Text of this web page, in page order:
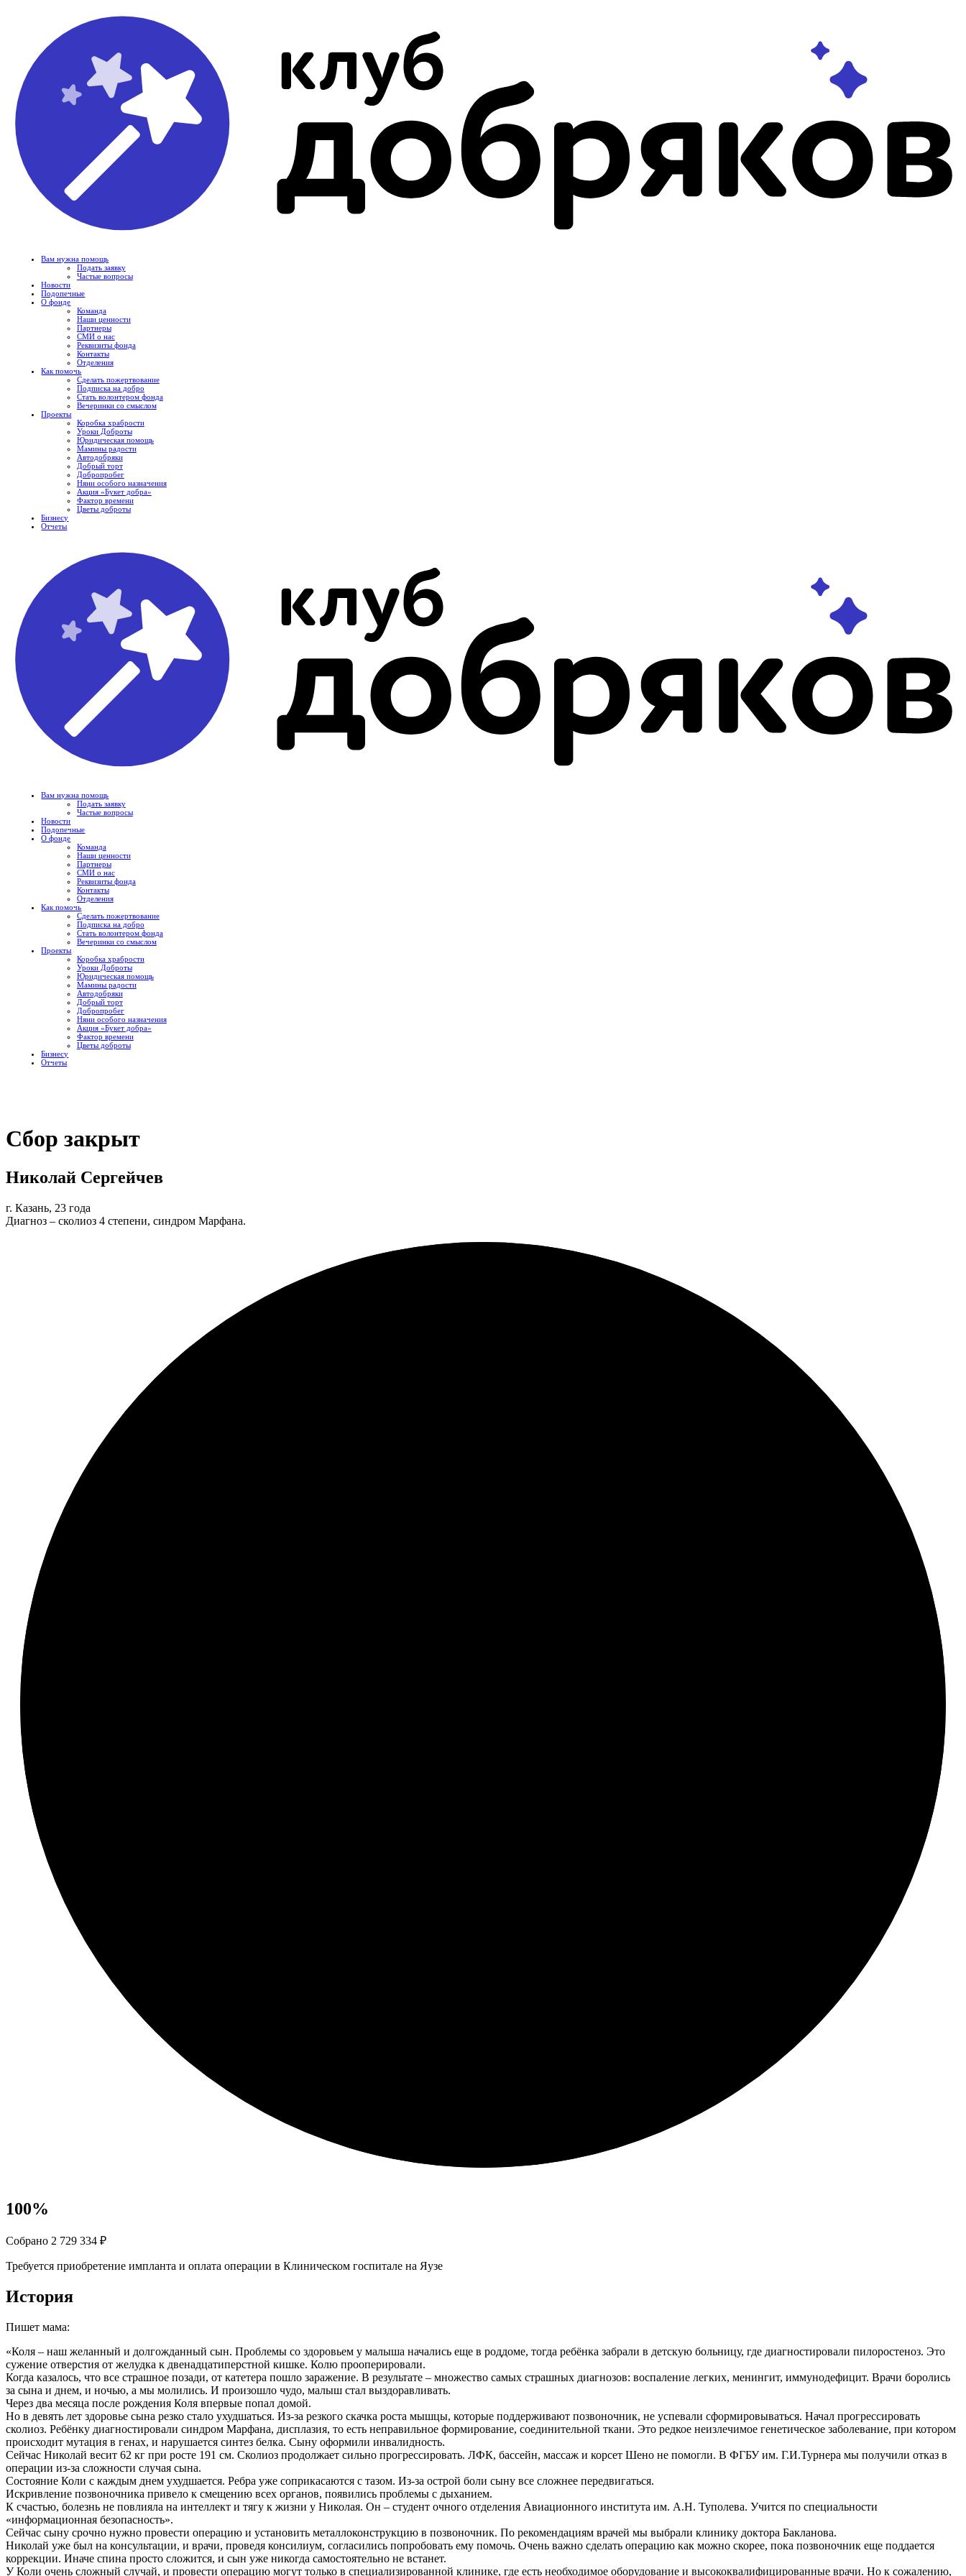
Вам нужна помощь
Подать заявку
Частые вопросы
Новости
Подопечные
О фонде
Команда
Наши ценности
Партнеры
СМИ о нас
Реквизиты фонда
Контакты
Отделения
Как помочь
Сделать пожертвование
Подписка на добро
Стать волонтером фонда
Вечеринки со смыслом
Проекты
Коробка храбрости
Уроки Доброты
Юридическая помощь
Мамины радости
Автодобряки
Добрый торт
Добропробег
Няни особого назначения
Акция «Букет добра»
Фактор времени
Цветы доброты
Бизнесу
Отчеты
Вам нужна помощь
Подать заявку
Частые вопросы
Новости
Подопечные
О фонде
Команда
Наши ценности
Партнеры
СМИ о нас
Реквизиты фонда
Контакты
Отделения
Как помочь
Сделать пожертвование
Подписка на добро
Стать волонтером фонда
Вечеринки со смыслом
Проекты
Коробка храбрости
Уроки Доброты
Юридическая помощь
Мамины радости
Автодобряки
Добрый торт
Добропробег
Няни особого назначения
Акция «Букет добра»
Фактор времени
Цветы доброты
Бизнесу
Отчеты
Сбор закрыт
Николай Сергейчев
г. Казань, 23 года
Диагноз – сколиоз 4 степени, синдром Марфана.
100%
Собрано 2 729 334 ₽
Требуется приобретение импланта и оплата операции в Клиническом госпитале на Яузе
История
Пишет мама:
«Коля – наш желанный и долгожданный сын. Проблемы со здоровьем у малыша начались еще в роддоме, тогда ребёнка забрали в детскую больницу, где диагностировали пилоростеноз. Это
сужение отверстия от желудка к двенадцатиперстной кишке. Колю прооперировали.
Когда казалось, что все страшное позади, от катетера пошло заражение. В результате – множество самых страшных диагнозов: воспаление легких, менингит, иммунодефицит. Врачи боролись
за сына и днем, и ночью, а мы молились. И произошло чудо, малыш стал выздоравливать.
Через два месяца после рождения Коля впервые попал домой.
Но в девять лет здоровье сына резко стало ухудшаться. Из-за резкого скачка роста мышцы, которые поддерживают позвоночник, не успевали сформировываться. Начал прогрессировать
сколиоз. Ребёнку диагностировали синдром Марфана, дисплазия, то есть неправильное формирование, соединительной ткани. Это редкое неизлечимое генетическое заболевание, при котором
происходит мутация в генах, и нарушается синтез белка. Сыну оформили инвалидность.
Сейчас Николай весит 62 кг при росте 191 см. Сколиоз продолжает сильно прогрессировать. ЛФК, бассейн, массаж и корсет Шено не помогли. В ФГБУ им. Г.И.Турнера мы получили отказ в
операции из-за сложности случая сына.
Состояние Коли с каждым днем ухудшается. Ребра уже соприкасаются с тазом. Из-за острой боли сыну все сложнее передвигаться.
Искривление позвоночника привело к смещению всех органов, появились проблемы с дыханием.
К счастью, болезнь не повлияла на интеллект и тягу к жизни у Николая. Он – студент очного отделения Авиационного института им. А.Н. Туполева. Учится по специальности
«информационная безопасность».
Сейчас сыну срочно нужно провести операцию и установить металлоконструкцию в позвоночник. По рекомендациям врачей мы выбрали клинику доктора Бакланова.
Николай уже был на консультации, и врачи, проведя консилиум, согласились попробовать ему помочь. Очень важно сделать операцию как можно скорее, пока позвоночник еще поддается
коррекции. Иначе спина просто сложится, и сын уже никогда самостоятельно не встанет.
У Коли очень сложный случай, и провести операцию могут только в специализированной клинике, где есть необходимое оборудование и высококвалифицированные врачи. Но к сожалению,